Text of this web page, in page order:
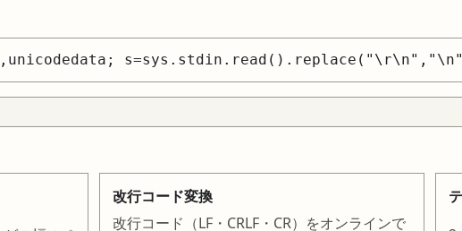
改行コード変換
改行コード（LF・CRLF・CR）をオンラインで